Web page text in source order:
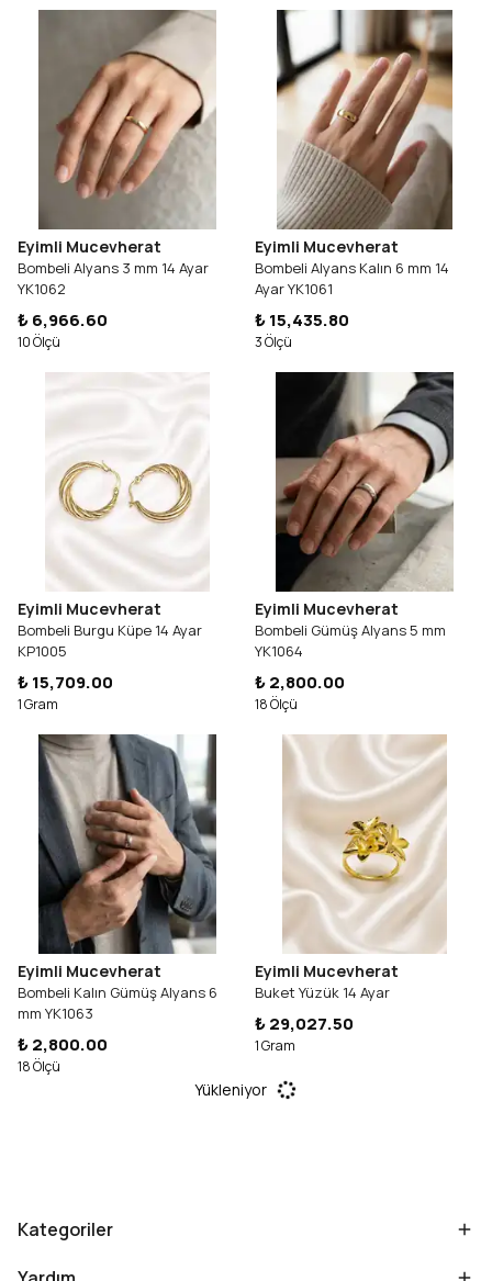
Eyimli Mucevherat
Bombeli Alyans 3 mm 14 Ayar
YK1062
₺ 6,966.60
10 Ölçü
Eyimli Mucevherat
Bombeli Alyans Kalın 6 mm 14
Ayar YK1061
₺ 15,435.80
3 Ölçü
Eyimli Mucevherat
Bombeli Burgu Küpe 14 Ayar
KP1005
₺ 15,709.00
1 Gram
Eyimli Mucevherat
Bombeli Gümüş Alyans 5 mm
YK1064
₺ 2,800.00
18 Ölçü
Eyimli Mucevherat
Bombeli Kalın Gümüş Alyans 6
mm YK1063
₺ 2,800.00
18 Ölçü
Eyimli Mucevherat
Buket Yüzük 14 Ayar
₺ 29,027.50
1 Gram
Yükleniyor
Kategoriler